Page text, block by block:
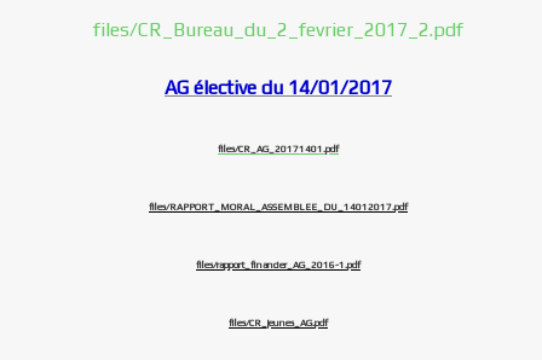
files/CR_Bureau_du_2_fevrier_2017_2.pdf
AG élective du 14/01/2017
files/CR_AG_20171401.pdf
files/RAPPORT_MORAL_ASSEMBLEE_DU_14012017.pdf
files/rapport_financier_AG_2016-1.pdf
files/CR_jeunes_AG.pdf